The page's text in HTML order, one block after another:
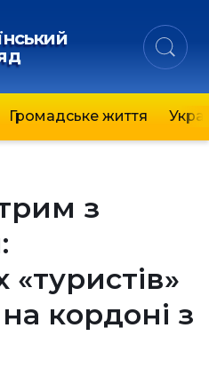
Громадське життя
з
кордоні з